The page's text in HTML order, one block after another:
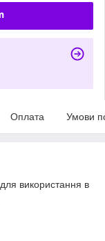
Оплата Умови
для використання в